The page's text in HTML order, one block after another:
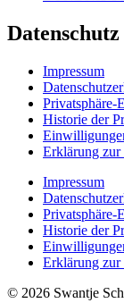
Datenschutz
Impressum
Privatsphäre-
Historie der
Erklärung
Impressum
Privatsphäre-
Historie der
Erklärung
© 2026 Swantje